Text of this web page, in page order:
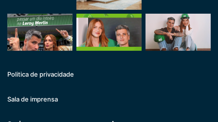
Politica de privacidade
Sala de imprensa